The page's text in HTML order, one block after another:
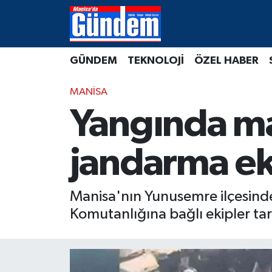
GÜNDEM TEKNOLOJİ ÖZEL HABER
MANİSA
Yangında
jandarma
Manisa'nın Yunusemre
Komutanlığına bağlı ekipler
Manisa Hava Durumu
Süper Lig Puan Durumu ve Fikstür
Tüm Manşetler
Son Dakika Haberleri
Haber Arşivi